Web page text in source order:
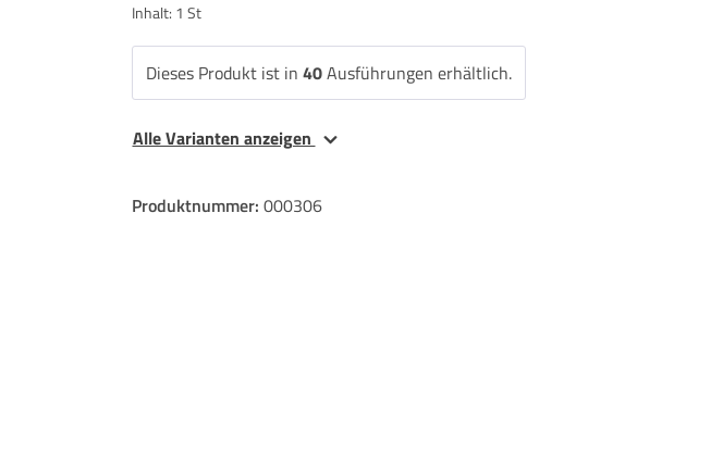
Inhalt: 1 St
Dieses Produkt ist in 40Ausführungen erhältlich.
Alle Varianten anzeigen
Produktnummer: 000306